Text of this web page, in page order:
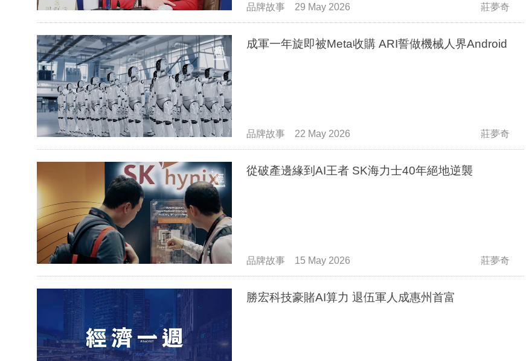
品牌故事 29 May 2026 莊夢奇
成軍一年旋即被Meta收購 ARI誓做機械人界Android
品牌故事 22 May 2026 莊夢奇
從破產邊緣到AI王者 SK海力士40年絕地逆襲
品牌故事 15 May 2026 莊夢奇
勝宏科技豪賭AI算力 退伍軍人成惠州首富